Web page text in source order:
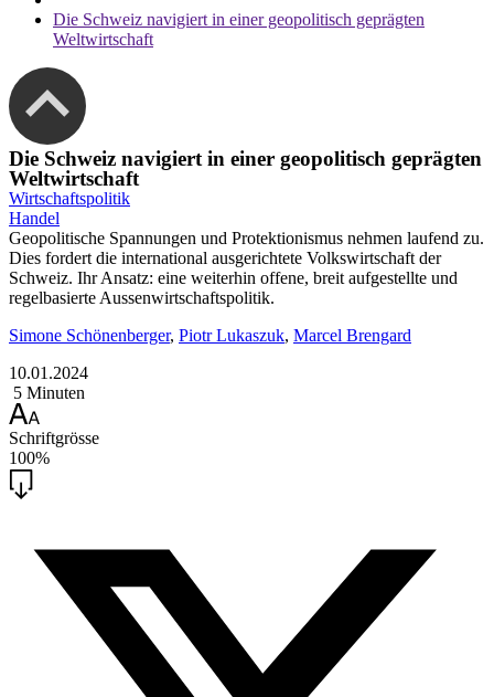
Die Schweiz navigiert in einer geopolitisch geprägten
Weltwirtschaft
Die Schweiz navigiert in einer geopolitisch geprägten
Weltwirtschaft
Wirtschaftspolitik
Handel
Geopolitische Spannungen und Protektionismus nehmen laufend zu.
Dies fordert die international ausgerichtete Volkswirtschaft der
Schweiz. Ihr Ansatz: eine weiterhin offene, breit aufgestellte und
regelbasierte Aussenwirtschaftspolitik.
Simone Schönenberger, Piotr Lukaszuk, Marcel Brengard
10.01.2024
5 Minuten
Schriftgrösse
100%